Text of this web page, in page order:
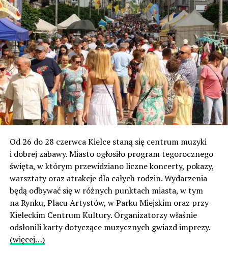
Od 26 do 28 czerwca Kielce staną się centrum muzyki
i dobrej zabawy. Miasto ogłosiło program tegorocznego
święta, w którym przewidziano liczne koncerty, pokazy,
warsztaty oraz atrakcje dla całych rodzin. Wydarzenia
będą odbywać się w różnych punktach miasta, w tym
na Rynku, Placu Artystów, w Parku Miejskim oraz przy
Kieleckim Centrum Kultury. Organizatorzy właśnie
odsłonili karty dotyczące muzycznych gwiazd imprezy.
(więcej…)